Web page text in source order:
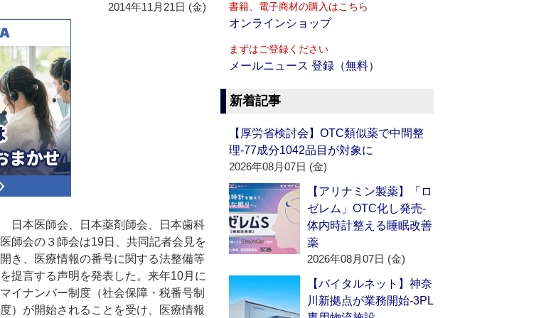
2014年11月21日 (金)
日本医師会、日本薬剤師会、日本歯科
医師会の３師会は19日、共同記者会見を
開き、医療情報の番号に関する法整備等
を提言する声明を発表した。来年10月に
マイナンバー制度（社会保障・税番号制
度）が開始されることを受け、医療情報
書籍、電子商材の購入はこちら
オンラインショップ
まずはご登録ください
メールニュース 登録（無料）
新着記事
【厚労省検討会】OTC類似薬で中間整
理‐77成分1042品目が対象に
2026年08月07日 (金)
【アリナミン製薬】「ロ
ゼレム」OTC化し発売‐
体内時計整える睡眠改善
薬
2026年08月07日 (金)
【バイタルネット】神奈
川新拠点が業務開始‐3PL